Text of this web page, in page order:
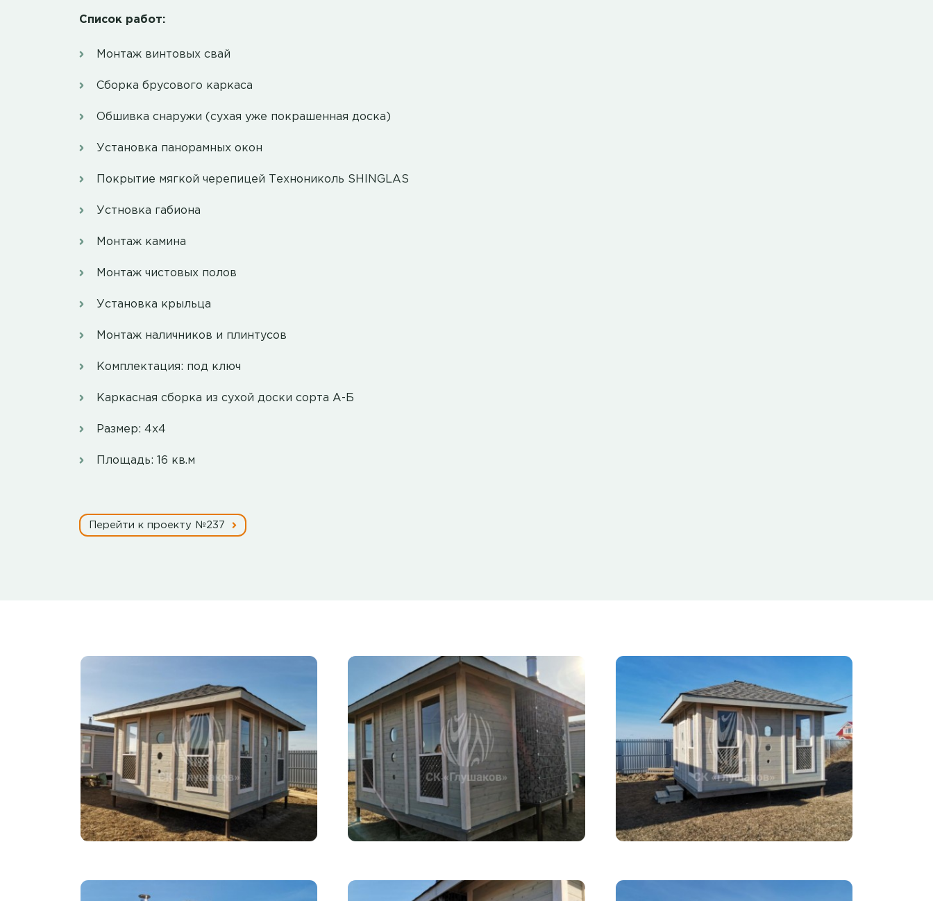
Список работ:
Монтаж винтовых свай
Сборка брусового каркаса
Обшивка снаружи (сухая уже покрашенная доска)
Установка панорамных окон
Покрытие мягкой черепицей Технониколь SHINGLAS
Устновка габиона
Монтаж камина
Монтаж чистовых полов
Установка крыльца
Монтаж наличников и плинтусов
Комплектация: под ключ
Каркасная сборка из сухой доски сорта А-Б
Размер: 4х4
Площадь: 16 кв.м
Перейти к проекту №237